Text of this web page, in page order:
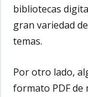
bibliotecas
gran variedad
temas.
Por otro lado,
formato PDF de